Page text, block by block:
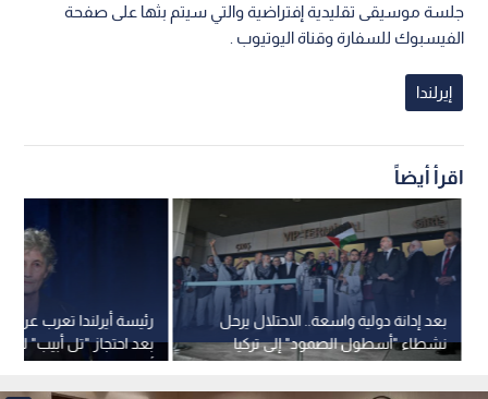
جلسة موسيقى تقليدية إفتراضية والتي سيتم بثها على صفحة
الفيسبوك للسفارة وقناة اليوتيوب .
إيرلندا
اقرأ أيضاً
رئيسة أيرلندا تعرب عن
بعد احتجاز "تل أبيب"
أسطول مساعدات غزة
بعد إدانة دولية واسعة.. الاحتلال يرحل
نشطاء "أسطول الصمود" إلى تركيا
والمحتجزون يكشفون تفاصيل
تعذيبهم